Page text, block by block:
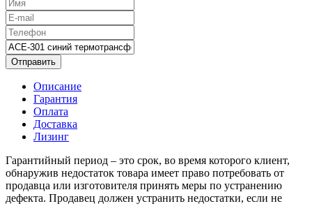
Отправить
Описание
Гарантия
Оплата
Доставка
Лизинг
Гарантийный период – это срок, во время которого клиент,
обнаружив недостаток товара имеет право потребовать от
продавца или изготовителя принять меры по устранению
дефекта. Продавец должен устранить недостатки, если не